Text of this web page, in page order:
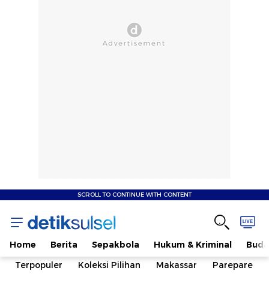
SCROLL TO CONTINUE WITH CONTENT
Home Berita Sepakbola Hukum & Kriminal
Terpopuler
Koleksi Pilihan Makassar Parepare